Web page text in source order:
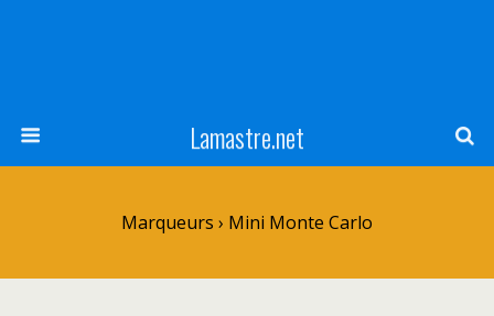
Lamastre.net
Marqueurs › Mini Monte Carlo